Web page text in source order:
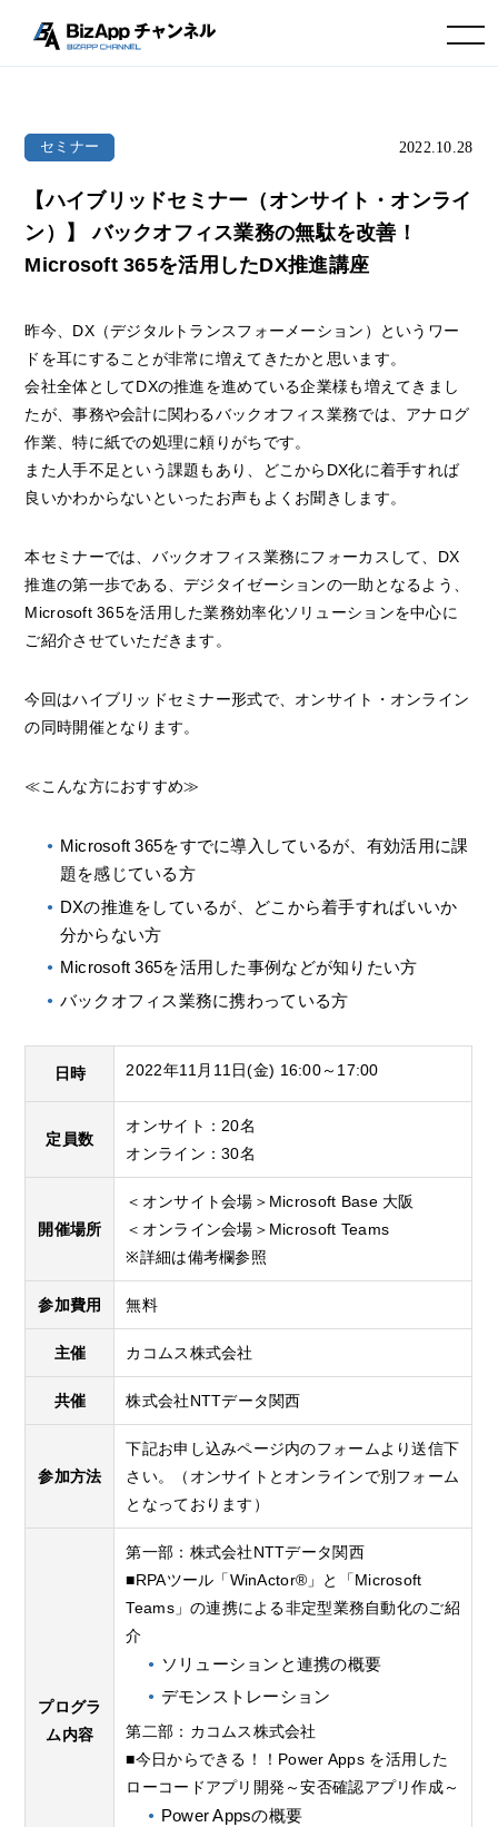
toggle navigation
セミナー 2022.10.28
【ハイブリッドセミナー（オンサイト・オンライ
ン）】 バックオフィス業務の無駄を改善！
Microsoft 365を活用したDX推進講座
昨今、DX（デジタルトランスフォーメーション）というワー
ドを耳にすることが非常に増えてきたかと思います。
会社全体としてDXの推進を進めている企業様も増えてきまし
たが、事務や会計に関わるバックオフィス業務では、アナログ
作業、特に紙での処理に頼りがちです。
また人手不足という課題もあり、どこからDX化に着手すれば
良いかわからないといったお声もよくお聞きします。
本セミナーでは、バックオフィス業務にフォーカスして、DX
推進の第一歩である、デジタイゼーションの一助となるよう、
Microsoft 365を活用した業務効率化ソリューションを中心に
ご紹介させていただきます。
今回はハイブリッドセミナー形式で、オンサイト・オンライン
の同時開催となります。
≪こんな方におすすめ≫
Microsoft 365をすでに導入しているが、有効活用に課
題を感じている方
DXの推進をしているが、どこから着手すればいいか
分からない方
Microsoft 365を活用した事例などが知りたい方
バックオフィス業務に携わっている方
日時 2022年11月11日(金) 16:00～17:00
定員数
オンサイト：20名
オンライン：30名
開催場所
＜オンサイト会場＞Microsoft Base 大阪
＜オンライン会場＞Microsoft Teams
※詳細は備考欄参照
参加費用 無料
主催 カコムス株式会社
共催 株式会社NTTデータ関西
参加方法
下記お申し込みページ内のフォームより送信下
さい。（オンサイトとオンラインで別フォーム
となっております）
プログラ
ム内容
第一部：株式会社NTTデータ関西
■RPAツール「WinActor®」と「Microsoft
Teams」の連携による非定型業務自動化のご紹
介
ソリューションと連携の概要
デモンストレーション
第二部：カコムス株式会社
■今日からできる！！Power Apps を活用した
ローコードアプリ開発～安否確認アプリ作成～
Power Appsの概要